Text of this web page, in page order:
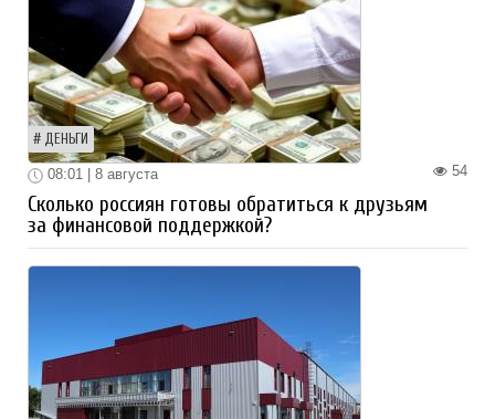
ДЕНЬГИ
54
08:01 | 8 августа
Сколько россиян готовы обратиться к друзьям
за финансовой поддержкой?